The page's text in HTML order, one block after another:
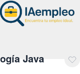
Java